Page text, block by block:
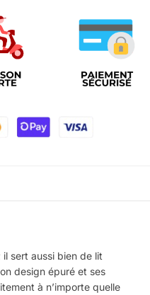
sert aussi bien de lit
design épuré et ses
à n’importe quelle